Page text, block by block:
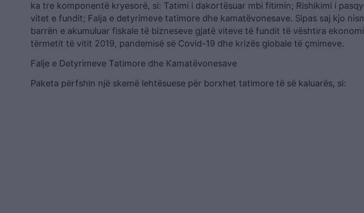
ka tre komponentë kryesorë, si: Tatimi i dakortësuar mbi fitimin; Rishikimi i
vitet e fundit; Falja e detyrimeve tatimore dhe kamatëvonesave. Sipas saj kjo
barrën e akumuluar fiskale të bizneseve gjatë viteve të fundit të vështira
tërmetit të vitit 2019, pandemisë së Covid-19 dhe krizës globale të çmimeve.
Falje e Detyrimeve Tatimore dhe Kamatëvonesave
Paketa përfshin një skemë lehtësuese për borxhet tatimore të së kaluarës, si: